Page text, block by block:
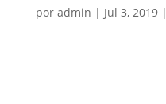
por admin | Jul 3, 2019|